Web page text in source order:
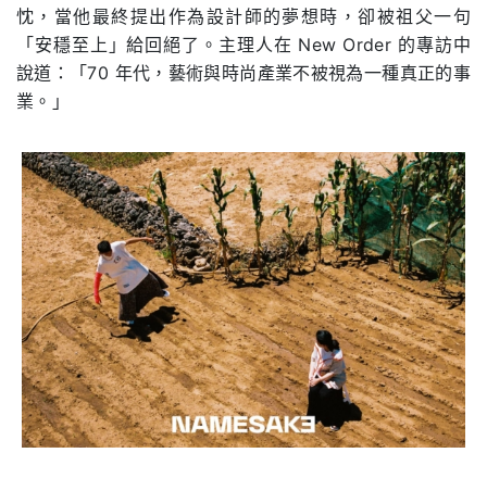
忱，當他最終提出作為設計師的夢想時，卻被祖父一句
「安穩至上」給回絕了。主理人在 New Order 的專訪中
說道：「70 年代，藝術與時尚產業不被視為一種真正的事
業。」